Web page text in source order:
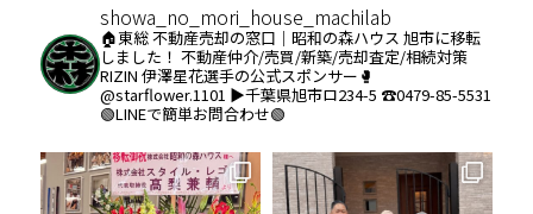
showa_no_mori_house_machilab
🏠東総 不動産売却の窓口｜昭和の森ハウス 旭市に移転
しました！ 不動産仲介/売買/新築/売却査定/相続対策
RIZIN 伊澤星花選手の公式スポンサー🥊
@starflower.1101 ▶︎千葉県旭市ロ234-5 ☎️0479-85-5531
🟢LINEで簡単お問合わせ🟢